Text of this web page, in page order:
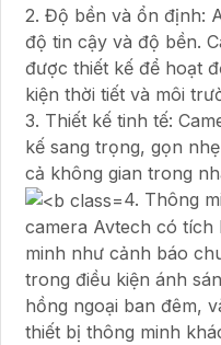
2. Độ bền và ổn định:
độ tin cậy và độ bền.
được thiết kế để hoạt
kiện thời tiết và môi
3. Thiết kế tinh tế:
kế sang trọng, gọn
cả không gian trong
4. Thông
camera Avtech có
minh như cảnh báo
trong điều kiện ánh
hồng ngoại ban đêm,
thiết bị thông minh